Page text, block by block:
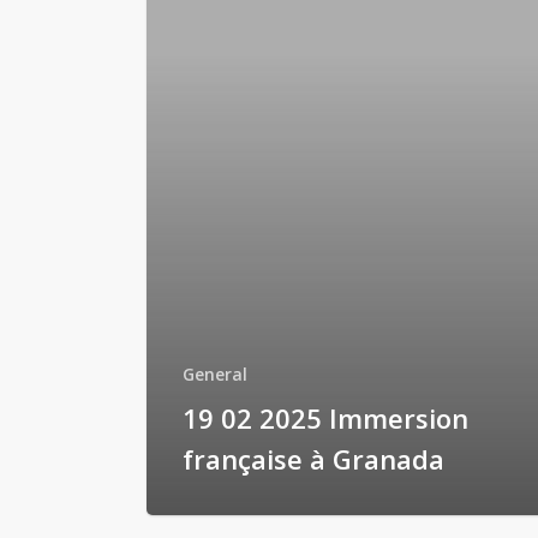
General
19 02 2025 Immersion
française à Granada